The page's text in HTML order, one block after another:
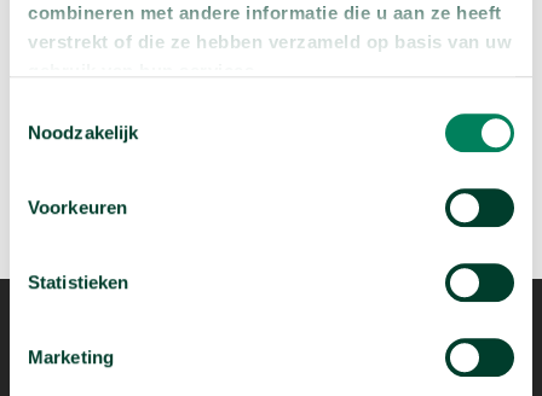
combineren met andere informatie die u aan ze heeft
verstrekt of die ze hebben verzameld op basis van uw
Noodzakelijk
Voorkeuren
Statistieken
Marketing
arrow_forward